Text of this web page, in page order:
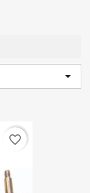

favorite_border